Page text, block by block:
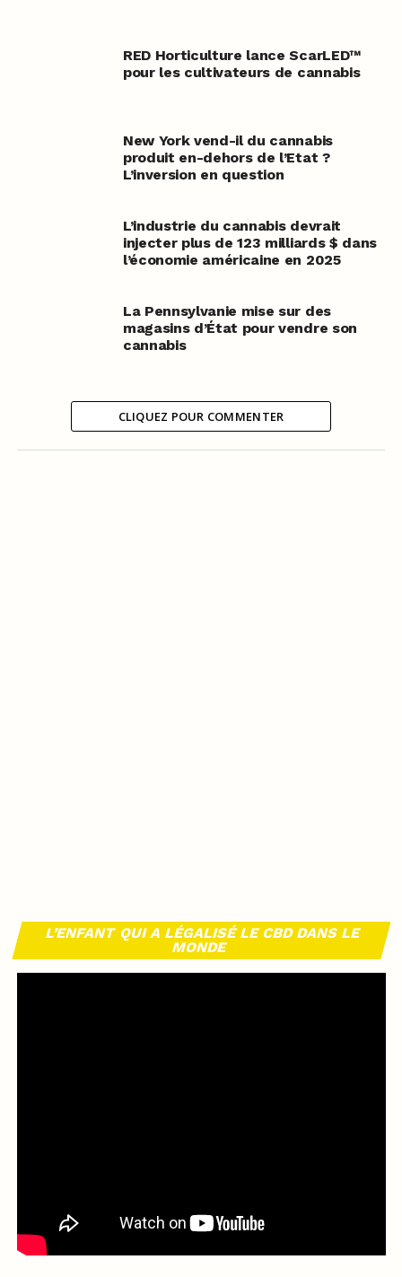
RED Horticulture lance ScarLED™
pour les cultivateurs de cannabis
New York vend-il du cannabis
produit en-dehors de l’Etat ?
L’inversion en question
L’industrie du cannabis devrait
injecter plus de 123 milliards $ dans
l’économie américaine en 2025
La Pennsylvanie mise sur des
magasins d’État pour vendre son
cannabis
CLIQUEZ POUR COMMENTER
L’ENFANT QUI A LÉGALISÉ LE CBD DANS LE
MONDE